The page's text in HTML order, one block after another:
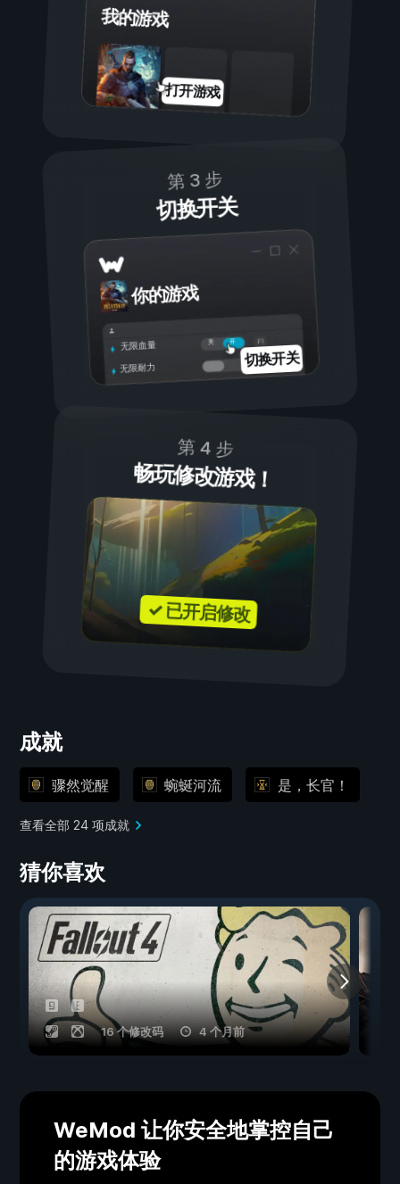
我的游戏
打开游戏
第 3 步
切换开关
你的游戏
开
关
无限血量
无限耐力
切换开关
第 4 步
畅玩修改游戏！
✓ 已开启修改
成就
骤然觉醒 蜿蜒河流 是，长官！
查看全部 24 项成就
猜你喜欢
16 个修改码 4 个月前
WeMod 让你安全地掌控自己
的游戏体验